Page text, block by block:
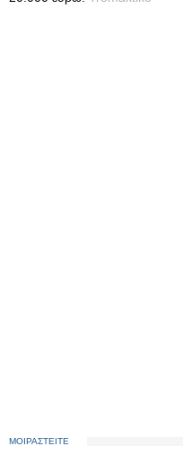
ΜΟΙΡΑΣΤΕΙΤΕ